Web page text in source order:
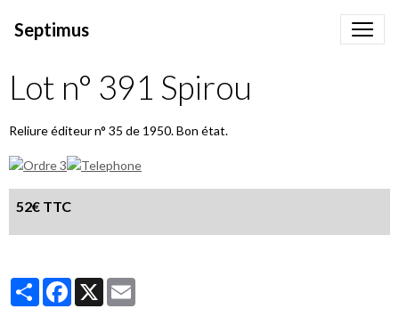
Septimus
Lot n° 391 Spirou
Reliure éditeur n° 35 de 1950. Bon état.
52€ TTC
PartagerFacebook
X